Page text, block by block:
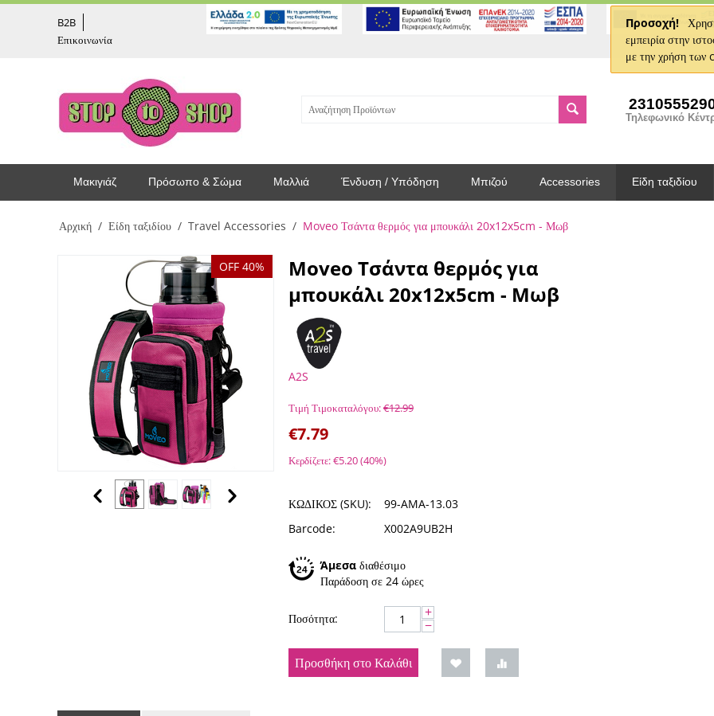
Προσοχή!
εμπειρία στην
με την χρήση των
B2B
Επικοινωνία
Τηλεφωνικό
Μακιγιάζ Πρόσωπο & Σώμα Μαλλιά Ένδυση / Υπόδηση Μπιζού Accessories Είδη ταξιδίου
Αρχική / Είδη ταξιδίου / Travel Accessories / Moveo Τσάντα θερμός για μπουκάλι 20x12x5cm - Μωβ
OFF 40%
Moveo Τσάντα θερμός για
μπουκάλι 20x12x5cm - Μωβ
A2S
Τιμή Τιμοκαταλόγου:€12.99
€7.79
Κερδίζετε:€5.20(40%)
ΚΩΔΙΚΟΣ (SKU):
99-AMA-13.03
Barcode:
X002A9UB2H
Άμεσα διαθέσιμο
Παράδοση σε 24 ώρες
Ποσότητα: +
−
Προσθήκη στο Καλάθι